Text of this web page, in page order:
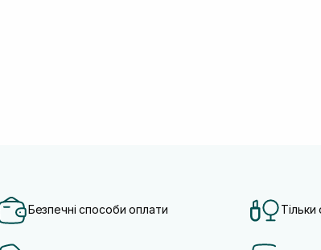
Безпечні способи оплати Тільки